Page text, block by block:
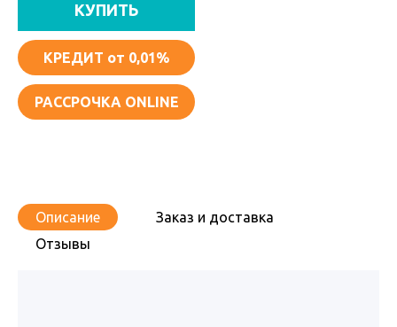
КУПИТЬ
КРЕДИТ от 0,01%
РАССРОЧКА ONLINE
Описание
Заказ и доставка
Отзывы